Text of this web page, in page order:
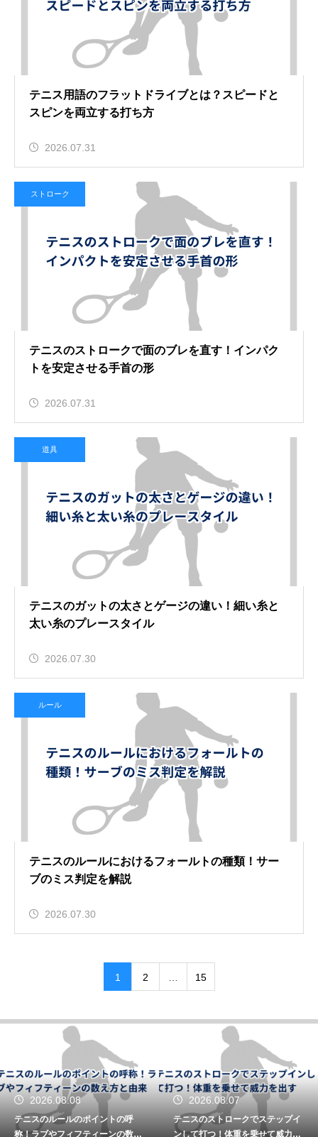
テニス用語のフラットドライブとは？スピードと
スピンを両立する打ち方
2026.07.31
ストローク
テニスのストロークで面のブレを直す！インパク
トを安定させる手首の形
2026.07.31
道具
テニスのガットの太さとゲージの違い！細い糸と
太い糸のプレースタイル
2026.07.30
ルール
テニスのルールにおけるフォールトの種類！サー
ブのミス判定を解説
2026.07.30
1 2 15
2026.08.07
テニスのストロークでステップイ
ンして打つ！体重を乗せて威力を
2026.08.07
テニスの片手バックハンドでスピ
ンを打つかけ方！擦り上げるスイ